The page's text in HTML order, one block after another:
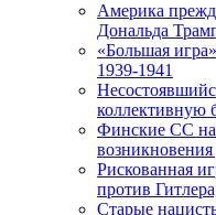
Америка
Дональда
«Большая
1939-1941
коллективную
Финские СС
Рискованная
против
Старые